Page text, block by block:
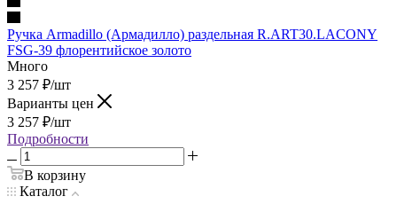
Ручка Armadillo (Армадилло) раздельная R.ART30.LACONY
FSG-39 флорентийское золото
Много
3 257 ₽/шт
Варианты цен
3 257 ₽/шт
Подробности
В корзину
Каталог